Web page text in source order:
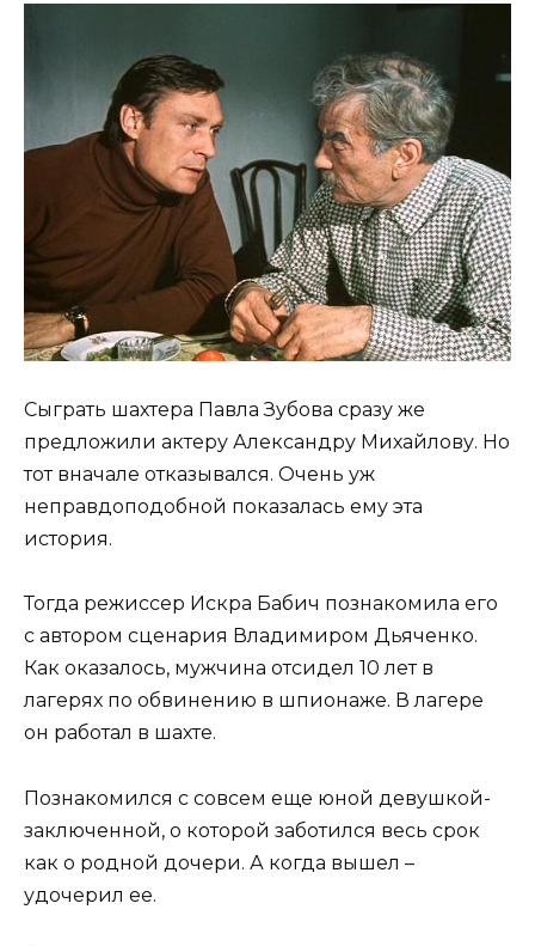
Сыграть шахтера Павла Зубова сразу же
предложили актеру Александру Михайлову. Но
тот вначале отказывался. Очень уж
неправдоподобной показалась ему эта
история.
Тогда режиссер Искра Бабич познакомила его
с автором сценария Владимиром Дьяченко.
Как оказалось, мужчина отсидел 10 лет в
лагерях по обвинению в шпионаже. В лагере
он работал в шахте.
Познакомился с совсем еще юной девушкой-
заключенной, о которой заботился весь срок
как о родной дочери. А когда вышел –
удочерил ее.